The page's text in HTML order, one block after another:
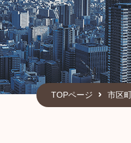
TOPページ 市区